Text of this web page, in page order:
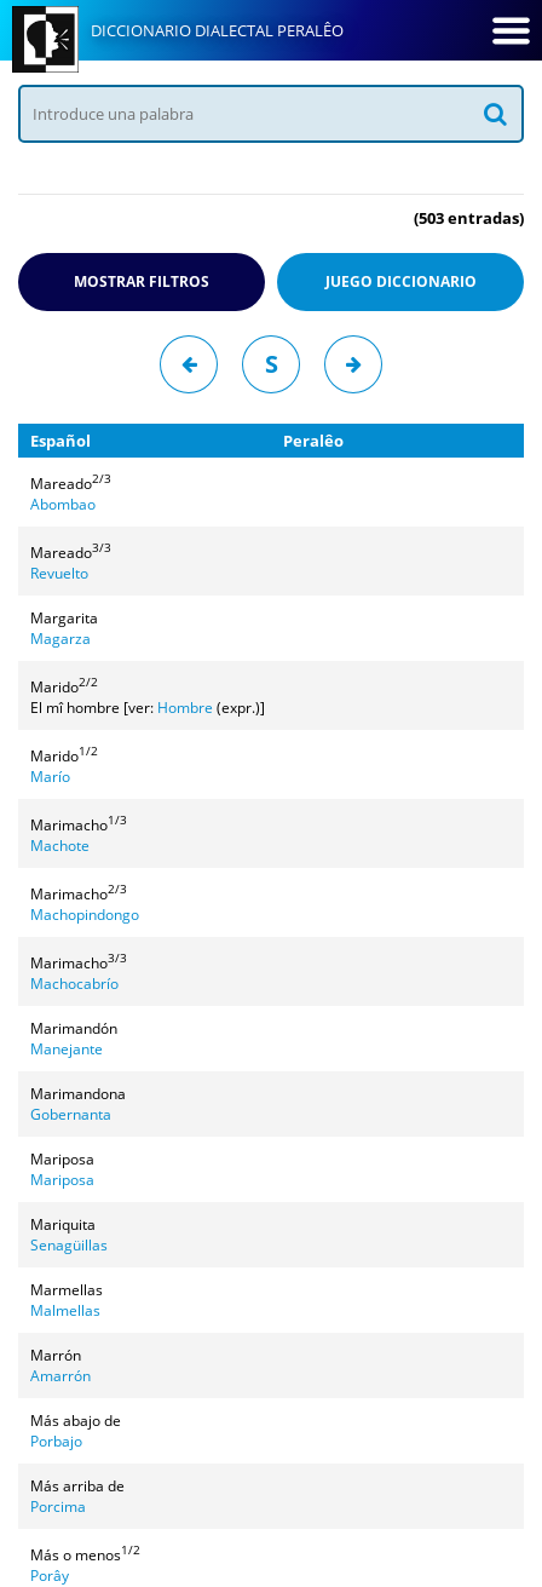
DICCIONARIO DIALECTAL PERALÊO
(503 entradas)
MOSTRAR FILTROS JUEGO DICCIONARIO
S
Español Peralêo
Mareado2/3
Abombao
Mareado3/3
Revuelto
Margarita
Magarza
Marido2/2
El mî hombre [ver: Hombre (expr.)]
Marido1/2
Marío
Marimacho1/3
Machote
Marimacho2/3
Machopindongo
Marimacho3/3
Machocabrío
Marimandón
Manejante
Marimandona
Gobernanta
Mariposa
Mariposa
Mariquita
Senagüillas
Marmellas
Malmellas
Marrón
Amarrón
Más abajo de
Porbajo
Más arriba de
Porcima
Más o menos1/2
Porây